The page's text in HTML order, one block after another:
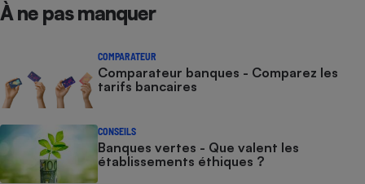
À ne pas manquer
COMPARATEUR
Comparateur banques - Comparez les
tarifs bancaires
CONSEILS
Banques vertes - Que valent les
établissements éthiques ?